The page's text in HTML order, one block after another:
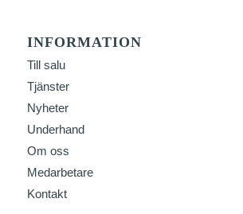
INFORMATION
Till salu
Tjänster
Nyheter
Underhand
Om oss
Medarbetare
Kontakt